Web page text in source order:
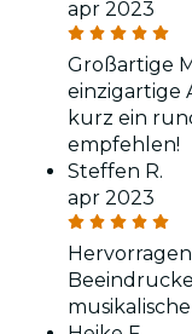
apr 2023
Großartige
einzigartige
kurz ein
empfehlen!
Steffen R.
apr 2023